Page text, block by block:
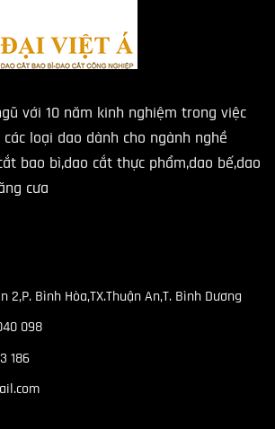
với 10 năm kinh nghiệm trong việc
loại dao dành cho ngành nghề
bao bì,dao cắt thực phẩm,dao bế,dao
cưa
2,P. Bình Hòa,TX.Thuận An,T. Bình Dương
098
186